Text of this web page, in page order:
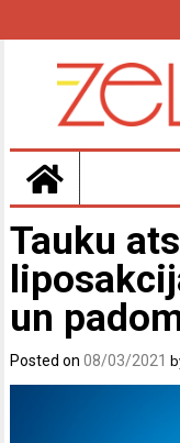
Tauku
un
Posted on08/03/2021